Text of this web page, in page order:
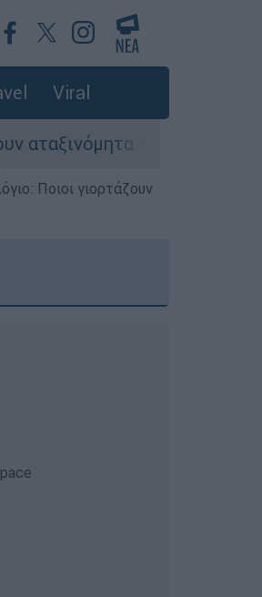
Viral
Λύση αναζητά το υπουργείο
Ποιοι γιορτάζουν